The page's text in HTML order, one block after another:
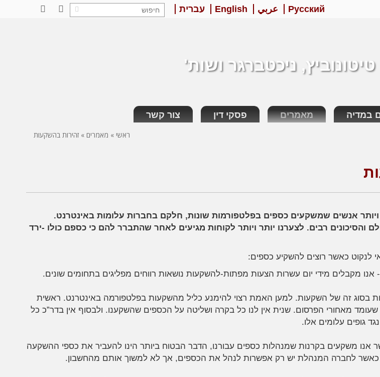
Русский عربي English עברית
Facebook
ניכטברגר ושות'
במדיה מאמרים פסקי דין צור קשר
ראשי » מאמרים » זהירות בהשקעות
ויותר אנשים שמשקעים כספים בפלטפורמות שונות, חלקם בחברות עלומות באינטרנט.
והסיכונים רבים. לצערנו יותר ויותר לקוחות מגיעים לאחר שהתברר להם כי כספם כולו -ירד
לנקוט כאשר רוצים להשקיע כספים:
אנו מקבלים מידי יום עשרות הצעות מפתות-להשקעות נושאות רווחים מפליגים בתחומים שונים.
בסוג זה של השקעות. למען האמת רצוי להימנע כליל מהשקעות בפלטפורמה באינטרנט. ראשית
שעומד מאחורי הפרסום. שנית אין לנו כל בקרה ושליטה על הכספים שהשקענו. ולבסוף אין בדר”כ כל
גופים עלומים אלו.
אנו משקעים בקרנות שמנהלות כספים עבורנו, הדבר הבטוח ביותר הינו להעביר את כספי ההשקעה
כאשר לחברה המנהלת יש רק אפשרות לנהל את הכספים, אך לא למשוך אותם מהחשבון.